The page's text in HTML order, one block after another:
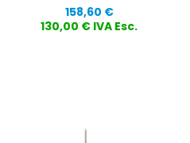
Prezzo
158,60 €
130,00 € IVA Esc.